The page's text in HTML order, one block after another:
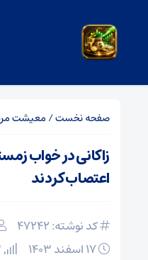
صفحه نخست/ معیشت
زاکانی در خواب
اعتصاب کردند
کد نوشته: 47242